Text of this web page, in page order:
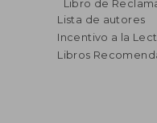
Libro de
Lista de autores
Incentivo a la
Libros